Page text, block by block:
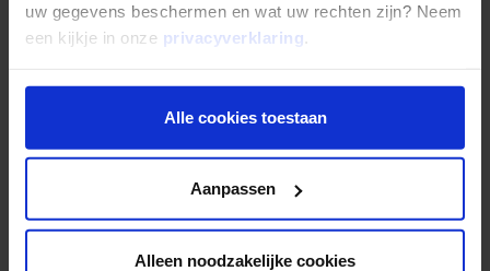
uw gegevens beschermen en wat uw rechten zijn? Neem
een kijkje in onze privacyverklaring.
Alle cookies toestaan
Aanpassen
Alleen noodzakelijke cookies